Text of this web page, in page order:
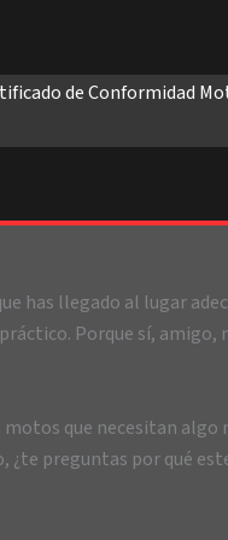
de Conformidad
has llegado al lugar
Porque sí,
que necesitan
preguntas por qué